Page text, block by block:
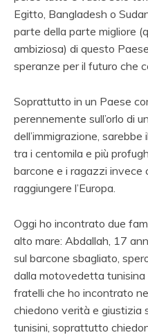
Egitto, Bangladesh o
parte della parte migliore
ambiziosa) di questo
speranze per il futuro che
Soprattutto in un Paese
perennemente sull’orlo di
dell’immigrazione,
tra i centomila e più
barcone e i ragazzi invece
raggiungere l’Europa.
Oggi ho incontrato due
alto mare: Abdallah, 17
sul barcone sbagliato,
dalla motovedetta tunisina
fratelli che ho incontrato
chiedono verità e giustizia
tunisini, soprattutto